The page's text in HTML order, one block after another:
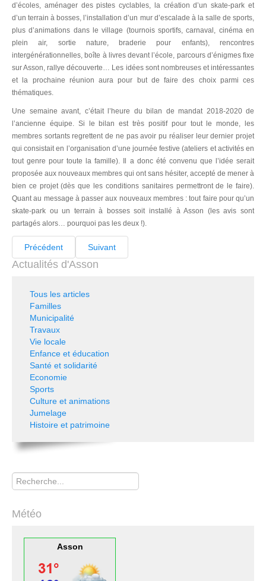
d’écoles, aménager des pistes cyclables, la création d’un skate-park et
d’un terrain à bosses, l’installation d’un mur d’escalade à la salle de sports,
plus d’animations dans le village (tournois sportifs, carnaval, cinéma en
plein air, sortie nature, braderie pour enfants), rencontres
intergénérationnelles, boîte à livres devant l’école, parcours d’énigmes fixe
sur Asson, rallye découverte… Les idées sont nombreuses et intéressantes
et la prochaine réunion aura pour but de faire des choix parmi ces
thématiques.
Une semaine avant, c’était l’heure du bilan de mandat 2018-2020 de
l’ancienne équipe. Si le bilan est très positif pour tout le monde, les
membres sortants regrettent de ne pas avoir pu réaliser leur dernier projet
qui consistait en l’organisation d’une journée festive (ateliers et activités en
tout genre pour toute la famille). Il a donc été convenu que l’idée serait
proposée aux nouveaux membres qui ont sans hésiter, accepté de mener à
bien ce projet (dès que les conditions sanitaires permettront de le faire).
Quant au message à passer aux nouveaux membres : tout faire pour qu’un
skate-park ou un terrain à bosses soit installé à Asson (les avis sont
partagés alors… pourquoi pas les deux !).
Précédent Suivant
Actualités d'Asson
Tous les articles
Familles
Municipalité
Travaux
Vie locale
Enfance et éducation
Santé et solidarité
Economie
Sports
Culture et animations
Jumelage
Histoire et patrimoine
Rechercher
Météo
Asson